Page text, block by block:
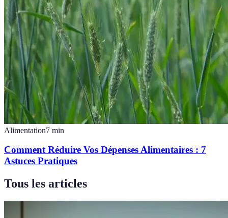
Alimentation7 min
Comment Réduire Vos Dépenses Alimentaires : 7
Astuces Pratiques
Tous les articles